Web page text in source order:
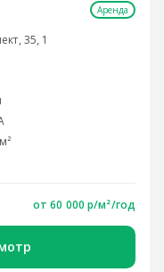
Аренда
35, 1
от60 000 р/м²/год